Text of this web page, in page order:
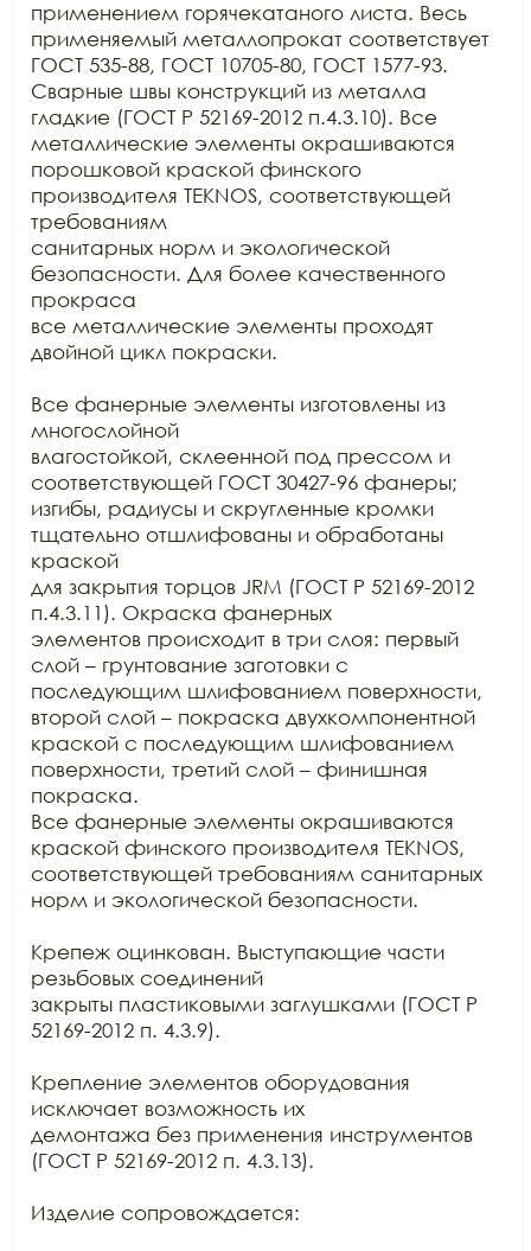
применением горячекатаного листа. Весь
применяемый металлопрокат соответствует
ГОСТ 535-88, ГОСТ 10705-80, ГОСТ 1577-93.
Сварные швы конструкций из металла
гладкие (ГОСТ Р 52169-2012 п.4.3.10). Все
металлические элементы окрашиваются
порошковой краской финского
производителя TEKNOS, соответствующей
требованиям
санитарных норм и экологической
безопасности. Для более качественного
прокраса
все металлические элементы проходят
двойной цикл покраски.
Все фанерные элементы изготовлены из
многослойной
влагостойкой, склеенной под прессом и
соответствующей ГОСТ 30427-96 фанеры;
изгибы, радиусы и скругленные кромки
тщательно отшлифованы и обработаны
краской
для закрытия торцов JRM (ГОСТ Р 52169-2012
п.4.3.11). Окраска фанерных
элементов происходит в три слоя: первый
слой – грунтование заготовки с
последующим шлифованием поверхности,
второй слой – покраска двухкомпонентной
краской с последующим шлифованием
поверхности, третий слой – финишная
покраска.
Все фанерные элементы окрашиваются
краской финского производителя TEKNOS,
соответствующей требованиям санитарных
норм и экологической безопасности.
Крепеж оцинкован. Выступающие части
резьбовых соединений
закрыты пластиковыми заглушками (ГОСТ Р
52169-2012 п. 4.3.9).
Крепление элементов оборудования
исключает возможность их
демонтажа без применения инструментов
(ГОСТ Р 52169-2012 п. 4.3.13).
Изделие сопровождается: